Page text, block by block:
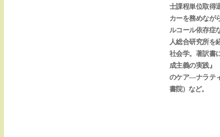
士課程単位取得
カーを務めなが
ルコール依存症
人総合研究所を
社会学。著訳書
成主義の実践』
のケア―ナラテ
書院）など。